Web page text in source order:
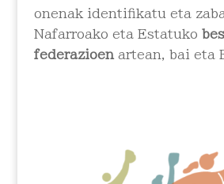
onenak identifikatu eta
Nafarroako eta Estatuko
federazioen artean, bai eta